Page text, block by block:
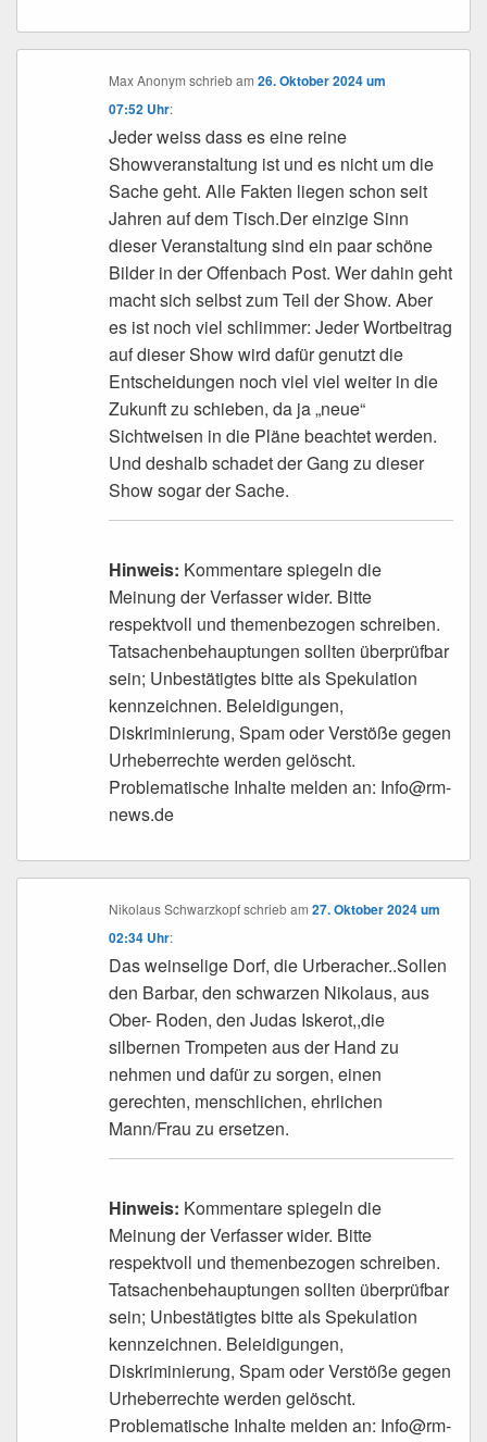
Max Anonym schriebam26. Oktober 2024 um
07:52 Uhr:
Jeder weiss dass es eine reine
Showveranstaltung ist und es nicht um die
Sache geht. Alle Fakten liegen schon seit
Jahren auf dem Tisch.Der einzige Sinn
dieser Veranstaltung sind ein paar schöne
Bilder in der Offenbach Post. Wer dahin geht
macht sich selbst zum Teil der Show. Aber
es ist noch viel schlimmer: Jeder Wortbeitrag
auf dieser Show wird dafür genutzt die
Entscheidungen noch viel viel weiter in die
Zukunft zu schieben, da ja „neue“
Sichtweisen in die Pläne beachtet werden.
Und deshalb schadet der Gang zu dieser
Show sogar der Sache.
Hinweis: Kommentare spiegeln die
Meinung der Verfasser wider. Bitte
respektvoll und themenbezogen schreiben.
Tatsachenbehauptungen sollten überprüfbar
sein; Unbestätigtes bitte als Spekulation
kennzeichnen. Beleidigungen,
Diskriminierung, Spam oder Verstöße gegen
Urheberrechte werden gelöscht.
Problematische Inhalte melden an: Info@rm-
news.de
Nikolaus Schwarzkopf schriebam27. Oktober 2024 um
02:34 Uhr:
Das weinselige Dorf, die Urberacher..Sollen
den Barbar, den schwarzen Nikolaus, aus
Ober- Roden, den Judas Iskerot,,die
silbernen Trompeten aus der Hand zu
nehmen und dafür zu sorgen, einen
gerechten, menschlichen, ehrlichen
Mann/Frau zu ersetzen.
Hinweis: Kommentare spiegeln die
Meinung der Verfasser wider. Bitte
respektvoll und themenbezogen schreiben.
Tatsachenbehauptungen sollten überprüfbar
sein; Unbestätigtes bitte als Spekulation
kennzeichnen. Beleidigungen,
Diskriminierung, Spam oder Verstöße gegen
Urheberrechte werden gelöscht.
Problematische Inhalte melden an: Info@rm-